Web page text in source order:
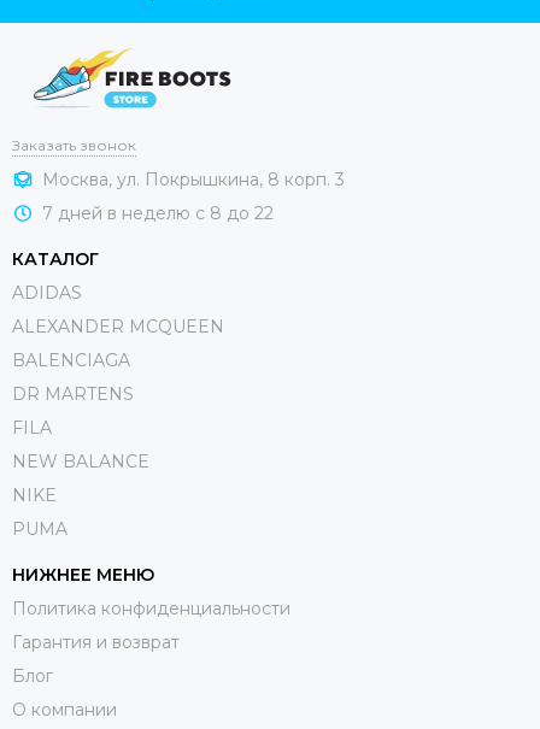
Заказать звонок
Москва, ул. Покрышкина, 8 корп. 3
7 дней в неделю с 8 до 22
КАТАЛОГ
ADIDAS
ALEXANDER MCQUEEN
BALENCIAGA
DR MARTENS
FILA
NEW BALANCE
NIKE
PUMA
НИЖНЕЕ МЕНЮ
Политика конфиденциальности
Гарантия и возврат
Блог
О компании